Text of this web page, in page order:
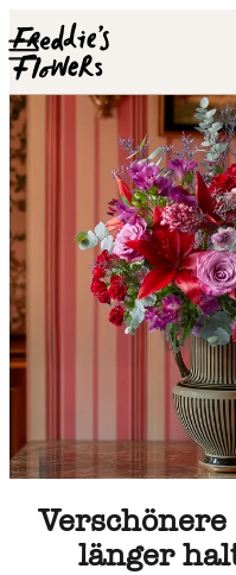
Skip to main content
länger